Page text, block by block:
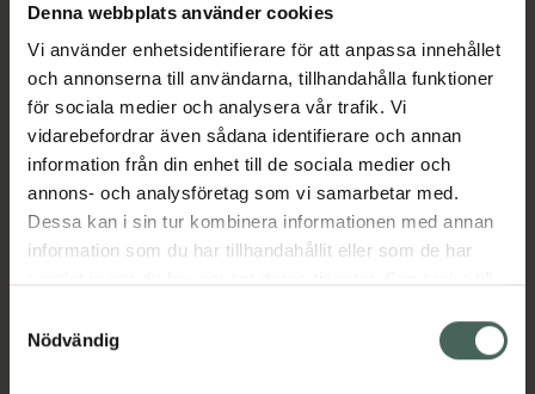
Denna webbplats använder cookies
Vi använder enhetsidentifierare för att anpassa innehållet
och annonserna till användarna, tillhandahålla funktioner
för sociala medier och analysera vår trafik. Vi
vidarebefordrar även sådana identifierare och annan
information från din enhet till de sociala medier och
annons- och analysföretag som vi samarbetar med.
Dessa kan i sin tur kombinera informationen med annan
information som du har tillhandahållit eller som de har
återkalla ditt samtycke via webbplatsens
cookieinställningar. Ett återkallat samtycke påverkar inte
Nödvändig
Aktuella erbjudanden
Beskrivning
05000456084291